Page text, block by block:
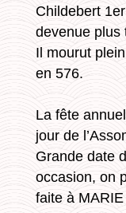
Childebert
devenue plus
Il mourut
en 576.
La fête
jour de
Grande date
occasion, on
faite à